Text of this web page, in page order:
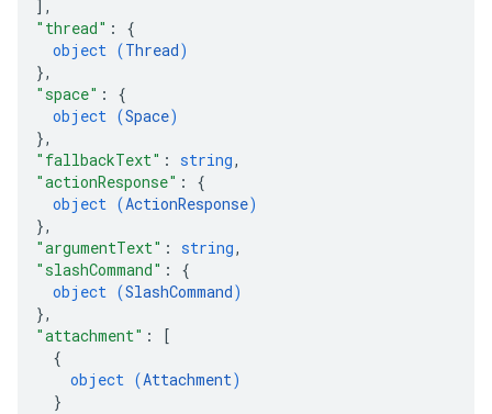
] ,
"thread" : {
object (Thread)
},
"space" : {
object (Space)
},
"fallbackText" : string,
"actionResponse" : {
object (ActionResponse)
},
"argumentText" : string,
"slashCommand" : {
object (SlashCommand)
},
"attachment" :
[
{
object (Attachment)
}